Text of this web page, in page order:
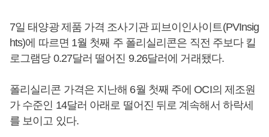
7일 태양광 제품 가격 조사기관 피브이인사이트(PVInsig
hts)에 따르면 1월 첫째 주 폴리실리콘은 직전 주보다 킬
로그램당 0.27달러 떨어진 9.26달러에 거래됐다.
폴리실리콘 가격은 지난해 6월 첫째 주에 OCI의 제조원
가 수준인 14달러 아래로 떨어진 뒤로 계속해서 하락세
를 보이고 있다.